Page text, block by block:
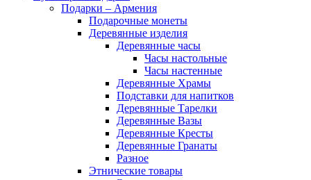
Подарки – Армения
Подарочные монеты
Деревянные изделия
Деревянные часы
Часы настольные
Часы настенные
Деревянные Храмы
Подставки для напитков
Деревянные Тарелки
Деревянные Вазы
Деревянные Кресты
Деревянные Гранаты
Разное
Этнические товары